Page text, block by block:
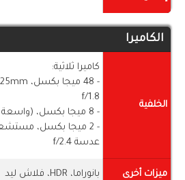
الكاميرا
الخلفية
كاميرا ثلاثية:
f/1.8
- 8 ميجا بكسل، (واسعة جدًا)، بفتحة عدسه f/2.2
عدسة f/2.4
ميزات أخرى
بانوراما، HDR، فلاش ليد